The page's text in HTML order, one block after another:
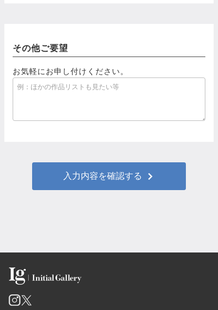
その他ご要望
お気軽にお申し付けください。